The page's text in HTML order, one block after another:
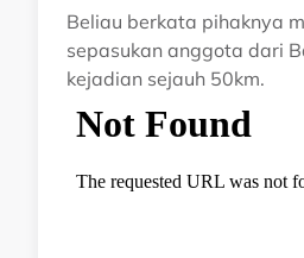
Beliau berkata pihaknya
sepasukan anggota dari
kejadian sejauh 50km.